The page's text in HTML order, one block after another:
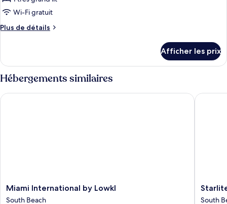
ce
type
de
Standard
King
Room
Wi-Fi gratuit
Plus de détails
Plus
Standard
King
Room
Afficher les prix
Hébergements similaires
Miami
International
Miami International by Lowkl
South Beach
Miami International by Lowkl
Starlite
Hotel
South
Starlite